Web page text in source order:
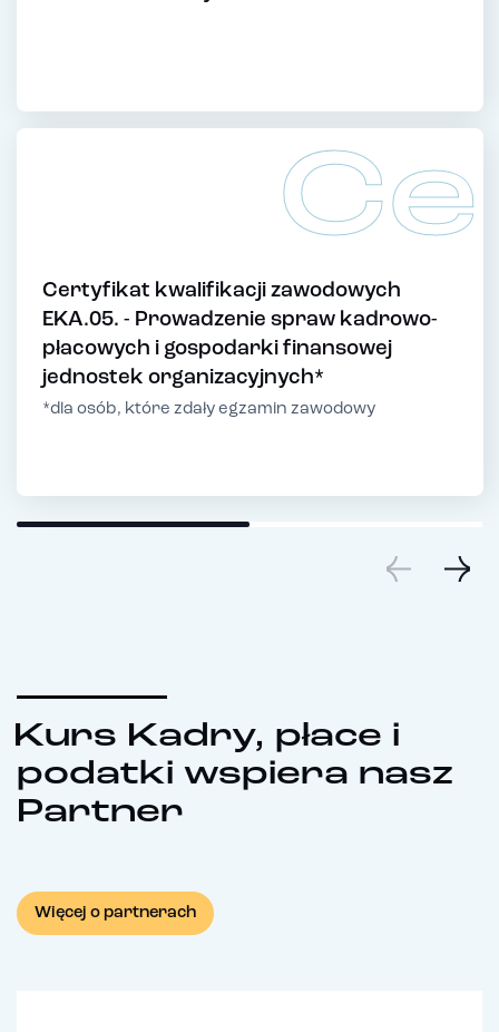
Ce
Certyfikat kwalifikacji zawodowych
EKA.05. - Prowadzenie spraw kadrowo-
płacowych i gospodarki finansowej
jednostek organizacyjnych*
*dla osób, które zdały egzamin zawodowy
Kurs Kadry, płace i
podatki wspiera nasz
Partner
Więcej o partnerach